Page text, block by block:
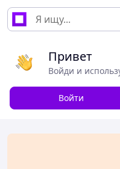
Привет
Войди и
Войти